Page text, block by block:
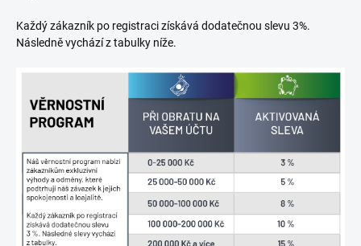
Každý zákazník po registraci získává dodatečnou slevu 3%.
Následně vychází z tabulky níže.